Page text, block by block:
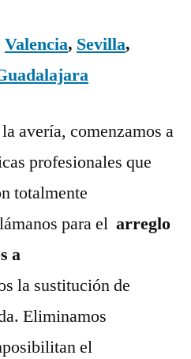
Valencia, Sevilla,
avería, comenzamos a
profesionales que
totalmente
para el arreglo
a
la sustitución de
Eliminamos
el